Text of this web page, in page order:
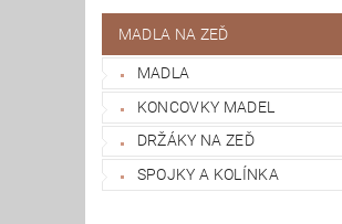
MADLA NA ZEĎ
MADLA
KONCOVKY MADEL
DRŽÁKY NA ZEĎ
SPOJKY A KOLÍNKA